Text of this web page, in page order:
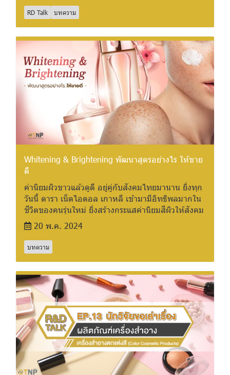
RD Talk บทความ
Whitening & Brightening พัฒนาสูตรอย่างไร ให้ขาย
ดี
ค่านิยมผิวขาวแล้วดูดี อยู่คู่กับสังคมไทยมานาน ยิ่งทุก
วันนี้ ดารา เน็ตไอดอล เกาหลี เข้ามามีอิทธิพลมากใน
ชีวิตของคนรุ่นใหม่ ยิ่งสร้างกระแสค่านิยมสีผิวให้สังคม
20 พ.ค. 2024
บทความ